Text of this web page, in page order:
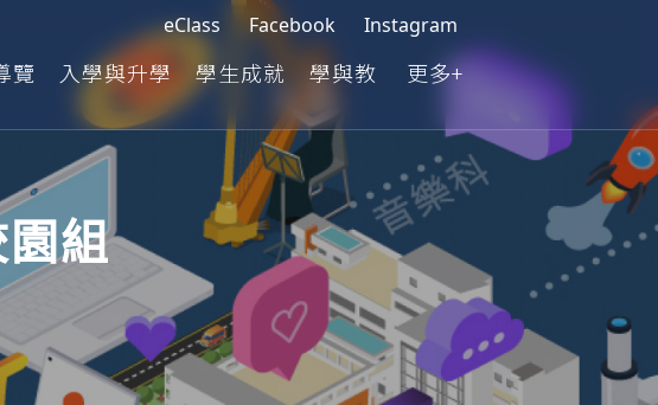
eClass Facebook Instagram
覽 入學與升學 學生成就 學與教 更多+
組